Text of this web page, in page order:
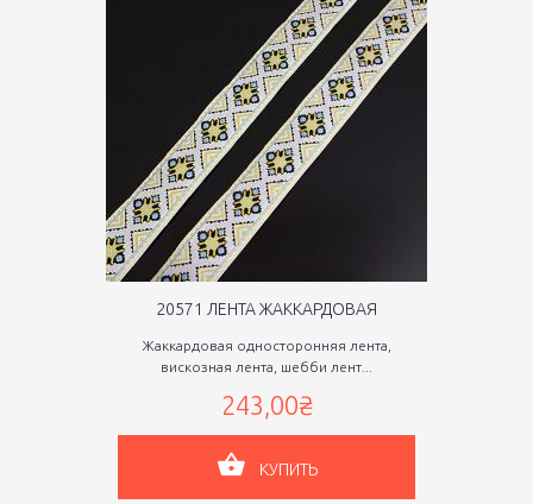
20571 ЛЕНТА ЖАККАРДОВАЯ
Жаккардовая односторонняя лента,
вискозная лента, шебби лент...
243,00₴
КУПИТЬ